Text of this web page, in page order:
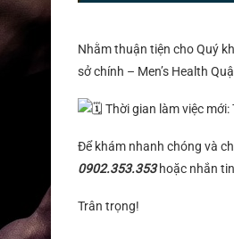
Nhằm thuận tiện cho Quý
sở chính – Men’s Health
Thời gian làm việc
Để khám nhanh chóng và
0902.353.353hoặc nhắn tin
Trân trọng!